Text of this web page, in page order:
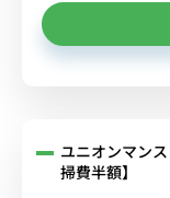
ユニオンマン
掃費半額】